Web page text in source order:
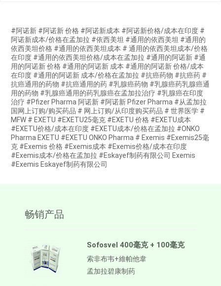
#阿诺新 #阿诺新 价格 #阿诺新成本 #阿诺新价格/成本在印度 #
阿诺新成本/价格在孟加拉 #依西美坦 #通用的依西美坦 #通用的
依西美坦价格 #通用的依西美坦成本 # 通用的依西美坦成本/价格
在印度 #通用的依西美坦价格/成本在孟加拉 #通用的阿诺新 #通
用的阿诺新 价格 #通用的阿诺新 成本 #通用的阿诺新 价格/成本
在印度 #通用的阿诺新 成本/价格在孟加拉 #抗癌药物 #抗癌药 #
抗癌通用的药物 #抗癌通用的药 #乳腺癌药物 #乳腺癌药乳腺癌通
用的药物 #乳腺癌通用的药乳腺癌在孟加拉治疗 #乳腺癌在印度
治疗 #Pfizer Pharma 阿诺新 #阿诺新 Pfizer Pharma #从孟加拉
国网上订购/购买药品 # 网上订购/从印度购买药品 # 世界医学 #
MFW # EXETU #EXETU25毫克 #EXETU 价格 #EXETU成本
#EXETU价格/成本在印度 #EXETU成本/价格在孟加拉 #ONKO
Pharma EXETU #EXETU ONKO Pharma # Exemis #Exemis25毫
克 #Exemis 价格 #Exemis成本 #Exemis价格/成本在印度
#Exemis成本/价格在孟加拉 #Eskayef制药有限公司 Exemis
#Exemis Eskayef制药有限公司
畅销产品
Sofosvel 400毫克 + 100毫克
索非布韦+維帕他韋
孟加拉碧康制药